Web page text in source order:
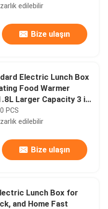
1 Mini Heated Meal
edilebilir
Bize ulaşın
Electric Lunch Box
Food Warmer
Larger Capacity 3 in
Heated Lunch Boxes
PCS
edilebilir
Bize ulaşın
Lunch Box for
and Home Fast